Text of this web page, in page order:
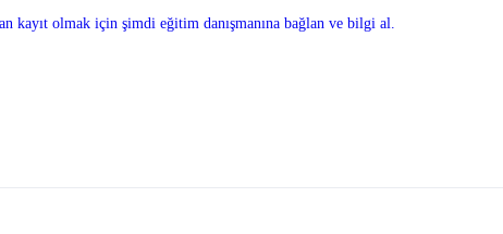
kayıt olmak için şimdi eğitim danışmanına bağlan ve bilgi al.